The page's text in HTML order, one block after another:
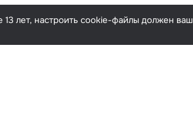
Русский
лет, настроить cookie-файлы должен ваш